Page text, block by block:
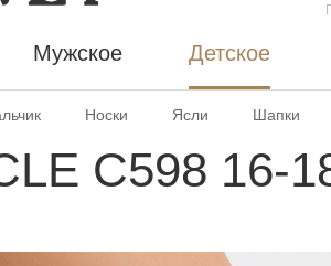
Мужское Детское
Носки Ясли Шапки
С598 16-